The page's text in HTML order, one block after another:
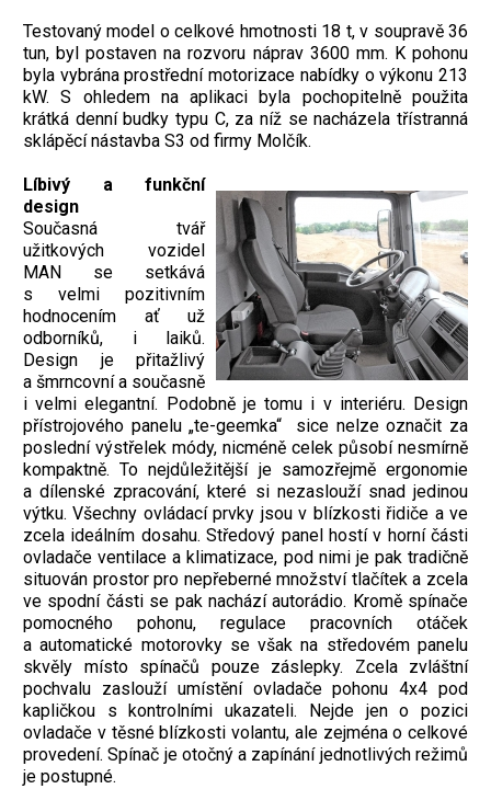
Testovaný model o celkové hmotnosti 18 t, v soupravě 36
tun, byl postaven na rozvoru náprav 3600 mm. K pohonu
byla vybrána prostřední motorizace nabídky o výkonu 213
kW. S ohledem na aplikaci byla pochopitelně použita
krátká denní budky typu C, za níž se nacházela třístranná
sklápěcí nástavba S3 od firmy Molčík.
Líbivý a funkční
design
Současná tvář
užitkových vozidel
MAN se setkává
s velmi pozitivním
hodnocením ať už
odborníků, i laiků.
Design je přitažlivý
a šmrncovní a současně
i velmi elegantní. Podobně je tomu i v interiéru. Design
přístrojového panelu „te-geemka“ sice nelze označit za
poslední výstřelek módy, nicméně celek působí nesmírně
kompaktně. To nejdůležitější je samozřejmě ergonomie
a dílenské zpracování, které si nezaslouží snad jedinou
výtku. Všechny ovládací prvky jsou v blízkosti řidiče a ve
zcela ideálním dosahu. Středový panel hostí v horní části
ovladače ventilace a klimatizace, pod nimi je pak tradičně
situován prostor pro nepřeberné množství tlačítek a zcela
ve spodní části se pak nachází autorádio. Kromě spínače
pomocného pohonu, regulace pracovních otáček
a automatické motorovky se však na středovém panelu
skvěly místo spínačů pouze záslepky. Zcela zvláštní
pochvalu zaslouží umístění ovladače pohonu 4x4 pod
kapličkou s kontrolními ukazateli. Nejde jen o pozici
ovladače v těsné blízkosti volantu, ale zejména o celkové
provedení. Spínač je otočný a zapínání jednotlivých režimů
je postupné.